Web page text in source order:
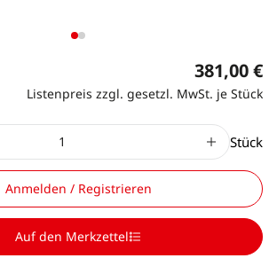
381,00 €
Listenpreis zzgl. gesetzl. MwSt. je Stück
Stück
Anmelden / Registrieren
Auf den Merkzettel